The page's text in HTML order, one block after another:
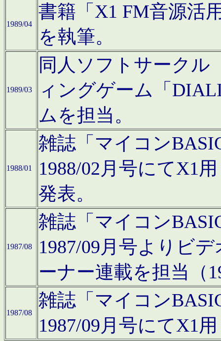
1989/04
書籍「X1 FM音源活
を執筆。
1989/03
同人ソフトサークル
ィングゲーム「
ムを担当。
1988/01
雑誌「マイコン
1988/02月号にてX1
発表。
1987/08
雑誌「マイコン
1987/09月号よりビ
ーナー連載を担当（
1987/08
雑誌「マイコン
1987/09月号にてX1